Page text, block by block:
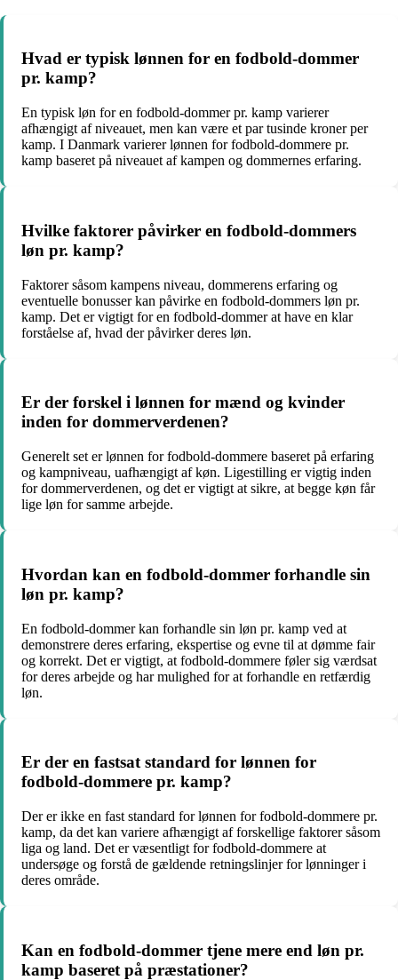
Hvad er typisk lønnen for en fodbold-dommer
pr. kamp?
En typisk løn for en fodbold-dommer pr. kamp varierer
afhængigt af niveauet, men kan være et par tusinde kroner per
kamp. I Danmark varierer lønnen for fodbold-dommere pr.
kamp baseret på niveauet af kampen og dommernes erfaring.
Hvilke faktorer påvirker en fodbold-dommers
løn pr. kamp?
Faktorer såsom kampens niveau, dommerens erfaring og
eventuelle bonusser kan påvirke en fodbold-dommers løn pr.
kamp. Det er vigtigt for en fodbold-dommer at have en klar
forståelse af, hvad der påvirker deres løn.
Er der forskel i lønnen for mænd og kvinder
inden for dommerverdenen?
Generelt set er lønnen for fodbold-dommere baseret på erfaring
og kampniveau, uafhængigt af køn. Ligestilling er vigtig inden
for dommerverdenen, og det er vigtigt at sikre, at begge køn får
lige løn for samme arbejde.
Hvordan kan en fodbold-dommer forhandle sin
løn pr. kamp?
En fodbold-dommer kan forhandle sin løn pr. kamp ved at
demonstrere deres erfaring, ekspertise og evne til at dømme fair
og korrekt. Det er vigtigt, at fodbold-dommere føler sig værdsat
for deres arbejde og har mulighed for at forhandle en retfærdig
løn.
Er der en fastsat standard for lønnen for
fodbold-dommere pr. kamp?
Der er ikke en fast standard for lønnen for fodbold-dommere pr.
kamp, da det kan variere afhængigt af forskellige faktorer såsom
liga og land. Det er væsentligt for fodbold-dommere at
undersøge og forstå de gældende retningslinjer for lønninger i
deres område.
Kan en fodbold-dommer tjene mere end løn pr.
kamp baseret på præstationer?